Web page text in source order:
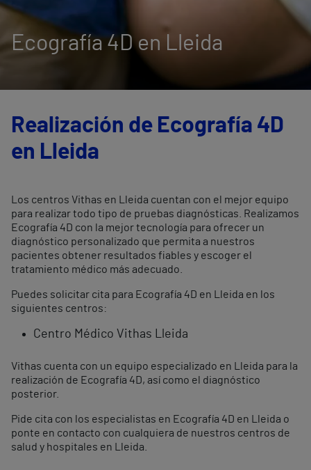
Ecografía 4D en Lleida
Realización de Ecografía 4D
en Lleida
Los centros Vithas en Lleida cuentan con el mejor equipo
para realizar todo tipo de pruebas diagnósticas. Realizamos
Ecografía 4D con la mejor tecnología para ofrecer un
diagnóstico personalizado que permita a nuestros
pacientes obtener resultados fiables y escoger el
tratamiento médico más adecuado.
Puedes solicitar cita para Ecografía 4D en Lleida en los
siguientes centros:
Centro Médico Vithas Lleida
Vithas cuenta con un equipo especializado en Lleida para la
realización de Ecografía 4D, así como el diagnóstico
posterior.
Pide cita con los especialistas en Ecografía 4D en Lleida o
ponte en contacto con cualquiera de nuestros centros de
salud y hospitales en Lleida.